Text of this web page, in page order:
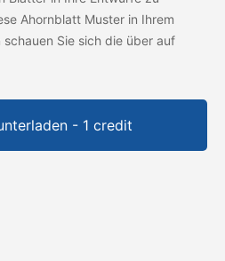
Ahornblatt Muster in Ihrem
Sie sich die über auf
- 1 credit